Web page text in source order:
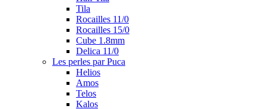
Tila
Rocailles 11/0
Rocailles 15/0
Cube 1.8mm
Delica 11/0
Les perles par Puca
Helios
Amos
Telos
Kalos